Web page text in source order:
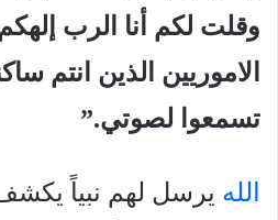
وقلت لكم أنا الرب إلهكم
الاموريين الذين انتم
تسمعوا لصوتي.”
الله يرسل لهم نبياً